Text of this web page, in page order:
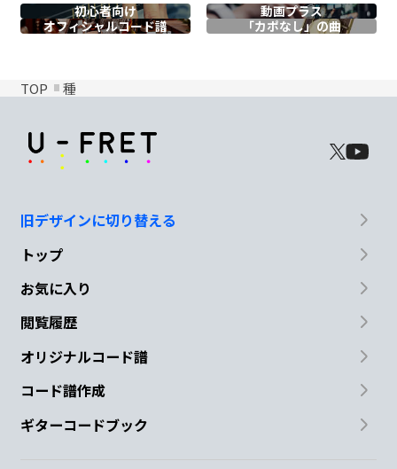
初心者向け
動画プラス
オフィシャルコード譜 「カポなし」の曲
TOP 種
旧デザインに切り替える
トップ
お気に入り
閲覧履歴
オリジナルコード譜
コード譜作成
ギターコードブック